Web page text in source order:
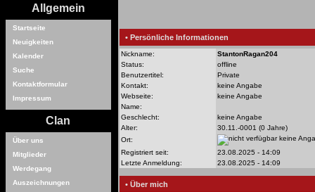
Allgemein
Startseite
Neuigkeiten
Kalender
Suche
Kontaktformular
Impressum
Clan
Über uns
Mitglieder
Werdegang
Auszeichnungen
• Persönliche Informationen
Nickname:
StantonRagan204
Status:
offline
Benutzertitel:
Private
Kontakt:
keine Angabe
Webseite:
keine Angabe
Name:
Geschlecht:
keine Angabe
Alter:
30.11.-0001 (0 Jahre)
Ort:
keine
Registriert seit:
23.08.2025 - 14:09
Letzte Anmeldung:
23.08.2025 - 14:09
• Über mich